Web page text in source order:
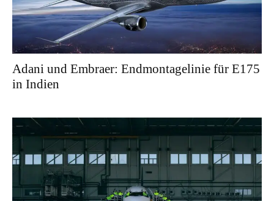
Adani und Embraer: Endmontagelinie für E175
in Indien